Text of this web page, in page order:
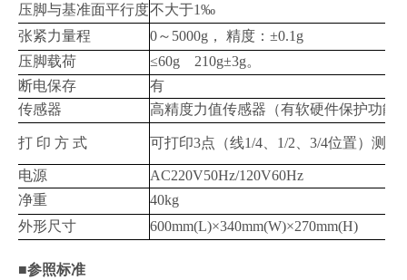
压脚与基准面平行度不大于1‰
张紧力量程
0～5000g， 精度：±0.1g
压脚载荷
≤60g 210g±3g。
断电保存
有
传感器
高精度力值传感器（有软硬件保护功能
打 印 方 式 可打印3点（线1/4、1/2、3/4位置）测
电源
AC220V50Hz/120V60Hz
净重
40kg
外形尺寸
600mm(L)×340mm(W)×270mm(H)
■参照标准